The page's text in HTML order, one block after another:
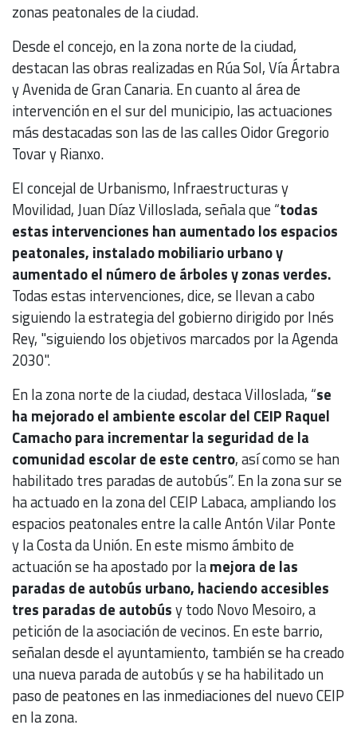
zonas peatonales de la ciudad.
Desde el concejo, en la zona norte de la ciudad,
destacan las obras realizadas en Rúa Sol, Vía Ártabra
y Avenida de Gran Canaria. En cuanto al área de
intervención en el sur del municipio, las actuaciones
más destacadas son las de las calles Oidor Gregorio
Tovar y Rianxo.
El concejal de Urbanismo, Infraestructuras y
Movilidad, Juan Díaz Villoslada, señala que “todas
estas intervenciones han aumentado los espacios
peatonales, instalado mobiliario urbano y
aumentado el número de árboles y zonas verdes.
Todas estas intervenciones, dice, se llevan a cabo
siguiendo la estrategia del gobierno dirigido por Inés
Rey, "siguiendo los objetivos marcados por la Agenda
2030".
En la zona norte de la ciudad, destaca Villoslada, “se
ha mejorado el ambiente escolar del CEIP Raquel
Camacho para incrementar la seguridad de la
comunidad escolar de este centro, así como se han
habilitado tres paradas de autobús”. En la zona sur se
ha actuado en la zona del CEIP Labaca, ampliando los
espacios peatonales entre la calle Antón Vilar Ponte
y la Costa da Unión. En este mismo ámbito de
actuación se ha apostado por lamejora de las
paradas de autobús urbano, haciendo accesibles
tres paradas de autobúsy todo Novo Mesoiro, a
petición de la asociación de vecinos. En este barrio,
señalan desde el ayuntamiento, también se ha creado
una nueva parada de autobús y se ha habilitado un
paso de peatones en las inmediaciones del nuevo CEIP
en la zona.